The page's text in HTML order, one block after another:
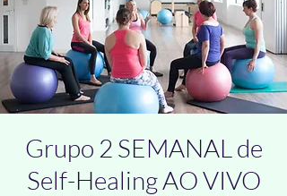
Grupo 2 SEMANAL de
Self-Healing AO VIVO